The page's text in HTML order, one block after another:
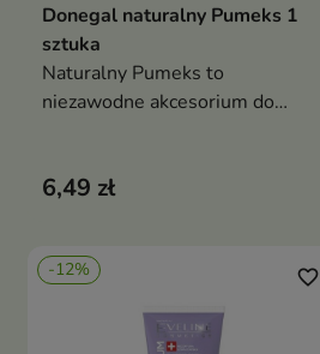
Dodaj do koszyka
Donegal naturalny Pumeks 1
sztuka
Naturalny Pumeks to
niezawodne akcesorium do
rogowacenia naskórka
6,49 zł
-12% favorite_border